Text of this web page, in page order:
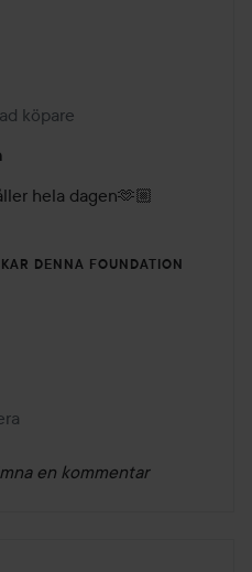
1 år
köpare
hela dagen🫶🏼
DENNA FOUNDATION
en kommentar